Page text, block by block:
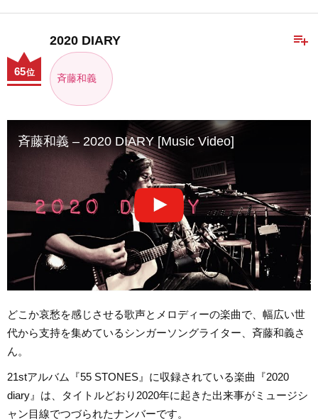
playlist_add
2020 DIARY
斉藤和義
65位
斉藤和義 – 2020 DIARY [Music Video]
どこか哀愁を感じさせる歌声とメロディーの楽曲で、幅広い世
代から支持を集めているシンガーソングライター、斉藤和義さ
ん。
21stアルバム『55 STONES』に収録されている楽曲『2020
diary』は、タイトルどおり2020年に起きた出来事がミュージシ
ャン目線でつづられたナンバーです。